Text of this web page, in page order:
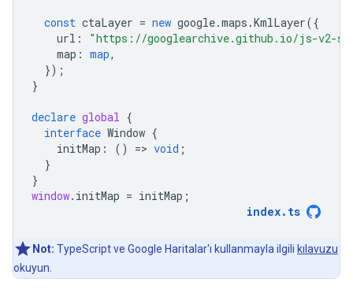
const ctaLayer = new google.maps .KmlLayer({
url :
"https://googlearchive.github.io/js-v2-
map : map,
});
}
declare global {
interface Window {
initMap : () => void ;
}
}
window. initMap = initMap ;
index. ts
Not: TypeScript ve Google Haritalar'ı kullanmayla ilgili kılavuzu
okuyun.